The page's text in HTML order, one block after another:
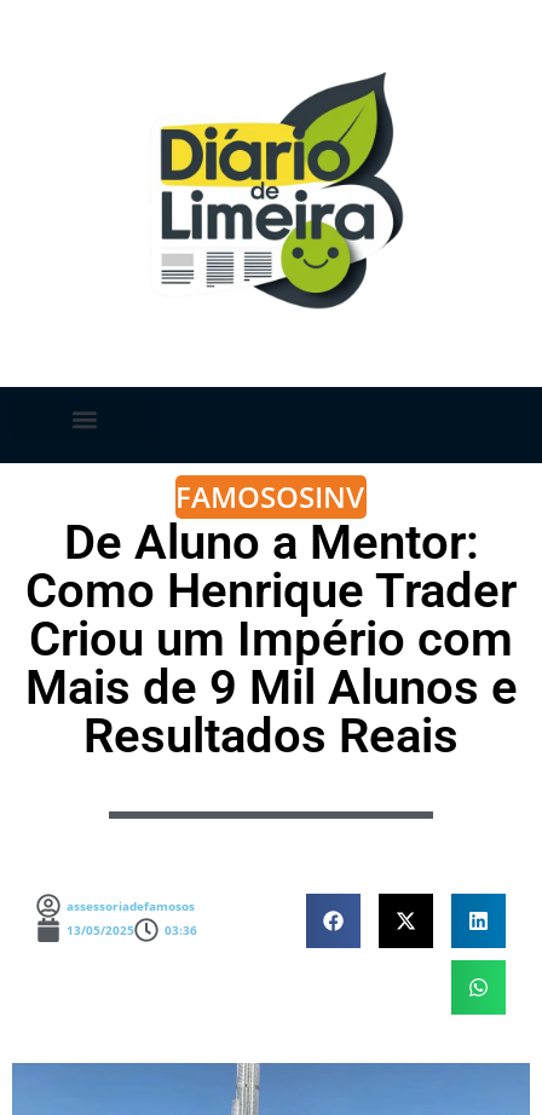
FAMOSOSINVESTIMENTOS
De Aluno a Mentor:
Como Henrique Trader
Criou um Império com
Mais de 9 Mil Alunos e
Resultados Reais
assessoriadefamosos
13/05/2025
03:36